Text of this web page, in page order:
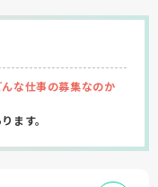
んな仕事の募集なのか
ます。